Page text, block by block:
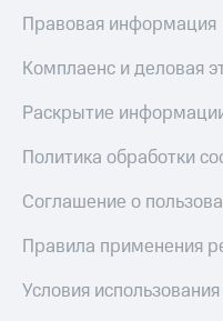
Правовая информация
Комплаенс и деловая
Раскрытие
Политика обработки
Соглашение о
Правила применения
Условия